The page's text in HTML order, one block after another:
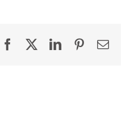
FacebookLinkedInPinterest
E-